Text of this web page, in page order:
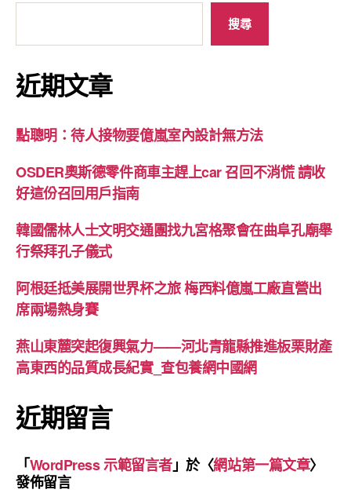
搜尋
近期文章
點聰明：待人接物要億嵐室內設計無方法
OSDER奧斯德零件商車主趕上car 召回不消慌 請收
好這份召回用戶指南
韓國儒林人士文明交通團找九宮格聚會在曲阜孔廟舉
行祭拜孔子儀式
阿根廷抵美展開世界杯之旅 梅西料億嵐工廠直營出
席兩場熱身賽
燕山東麓突起復興氣力——河北青龍縣推進板栗財產
高東西的品質成長紀實_查包養網中國網
近期留言
「WordPress 示範留言者」於〈網站第一篇文章〉
發佈留言